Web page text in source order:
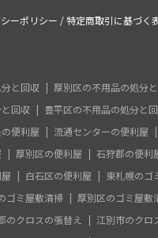
ーポリシー /特定商取引に基づく
と回収 厚別区の不用品の処分
回収 豊平区の不用品の処分と
便利屋 流通センターの便利屋
厚別区の便利屋 石狩郡の便利
白石区の便利屋 東札幌のゴ
ゴミ屋敷清掃 厚別区のゴミ屋敷
のクロスの張替え 江別市のクロ